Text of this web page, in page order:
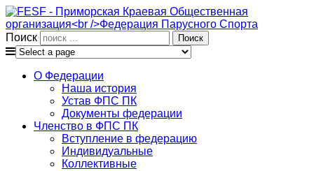
Поиск
О Федерации
Наша история
Устав ФПС ПК
Документы федерации
Членство в ФПС ПК
Вступление в федерацию
Индивидуальные
Коллективные